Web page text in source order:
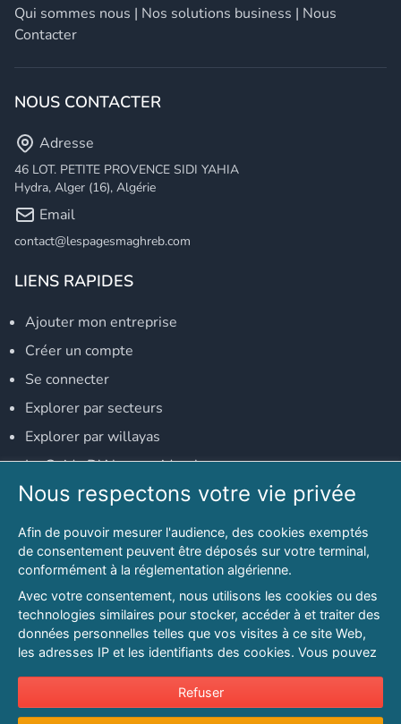
Qui sommes nous | Nos solutions business | Nous
Contacter
NOUS CONTACTER
Adresse
46 LOT. PETITE PROVENCE SIDI YAHIA
Hydra, Alger (16), Algérie
Email
contact@lespagesmaghreb.com
LIENS RAPIDES
Ajouter mon entreprise
Créer un compte
Se connecter
Explorer par secteurs
Explorer par willayas
Le Guide D'Alger, guide-alger.com
NOS RÉSEAUX SOCIAUX
Notre page Facebook
Notre page LinkedIn
Notre page Instagram
Notre page Twitter
© 2026 PAGESMAGHREB.COM. ALL RIGHTS RESERVED
Nous respectons votre vie privée
Afin de pouvoir mesurer l'audience, des cookies exemptés
de consentement peuvent être déposés sur votre terminal,
conformément à la réglementation algérienne.
Avec votre consentement, nous utilisons les cookies ou des
technologies similaires pour stocker, accéder à et traiter des
données personnelles telles que vos visites à ce site Web,
les adresses IP et les identifiants des cookies. Vous pouvez
sur l'intérêt légitime à tout moment en cliquant sur « Refuser
».
Refuser